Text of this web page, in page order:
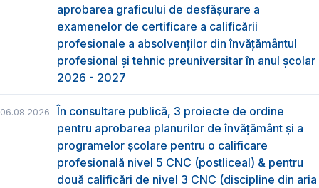
aprobarea graficului de desfăşurare a
examenelor de certificare a calificării
profesionale a absolvenţilor din învăţământul
profesional şi tehnic preuniversitar în anul şcolar
2026 - 2027
06.08.2026
În consultare publică, 3 proiecte de ordine
pentru aprobarea planurilor de învățământ și a
programelor școlare pentru o calificare
profesională nivel 5 CNC (postliceal) & pentru
două calificări de nivel 3 CNC (discipline din aria